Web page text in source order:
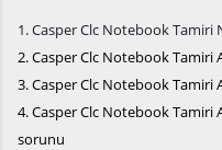
1. Casper Clc Notebook
2. Casper Clc Notebook Tamiri
3. Casper Clc Notebook Tamiri
4. Casper Clc Notebook
sorunu